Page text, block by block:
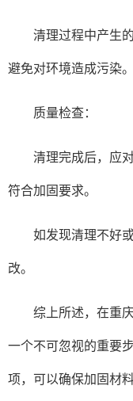
清理过程中产生的
避免对环境造成污染。
质量检查：
清理完成后，应对
符合加固要求。
如发现清理不好或
改。
综上所述，在重庆
一个不可忽视的重要
项，可以确保加固材